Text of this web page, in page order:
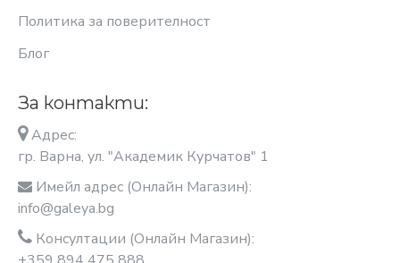
Политика за поверителност
Блог
За контакти:
Адрес:
гр. Варна, ул. "Академик Курчатов" 1
Имейл адрес (Онлайн Магазин):
info@galeya.bg
Консултации (Онлайн Магазин):